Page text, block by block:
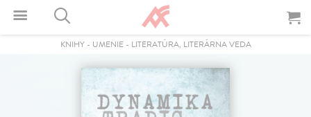
KNIHY- UMENIE- LITERATÚRA, LITERÁRNA VEDA